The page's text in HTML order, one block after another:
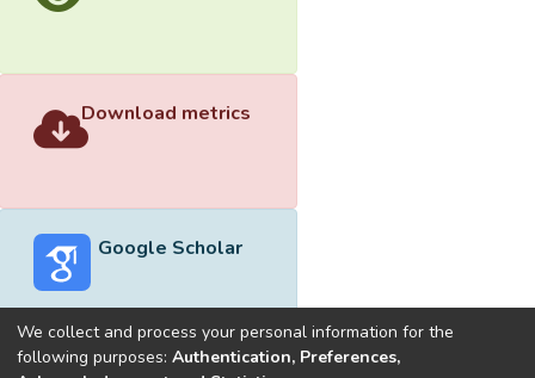
Download metrics
Google Scholar
We collect and process your personal information for the
following purposes: Authentication, Preferences,